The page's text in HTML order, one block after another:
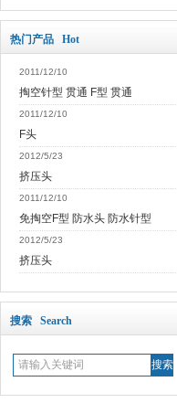
热门产品 Hot
2011/12/10
掏空针型 贯通 F型 贯通
2011/12/10
F头
2012/5/23
挤压头
2011/12/10
免掏空F型 防水头 防水针型
2012/5/23
挤压头
搜索 Search